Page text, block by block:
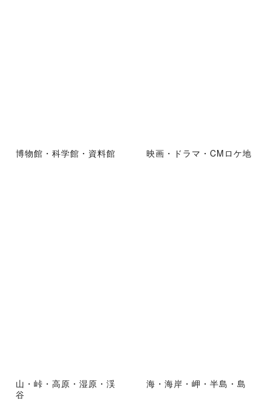
博物館・科学館・資料館 映画・ドラマ・CMロケ地
山・峠・高原・湿原・渓
谷
海・海岸・岬・半島・島